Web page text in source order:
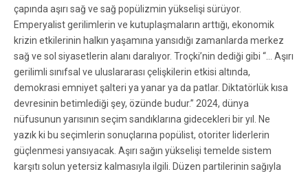
çapında aşırı sağ ve sağ popülizmin yükselişi sürüyor.
Emperyalist gerilimlerin ve kutuplaşmaların arttığı, ekonomik
krizin etkilerinin halkın yaşamına yansıdığı zamanlarda merkez
sağ ve sol siyasetlerin alanı daralıyor. Troçki’nin dediği gibi “… Aşırı
gerilimli sınıfsal ve uluslararası çelişkilerin etkisi altında,
demokrasi emniyet şalteri ya yanar ya da patlar. Diktatörlük kısa
devresinin betimlediği şey, özünde budur.” 2024, dünya
nüfusunun yarısının seçim sandıklarına gidecekleri bir yıl. Ne
yazık ki bu seçimlerin sonuçlarına popülist, otoriter liderlerin
güçlenmesi yansıyacak. Aşırı sağın yükselişi temelde sistem
karşıtı solun yetersiz kalmasıyla ilgili. Düzen partilerinin sağıyla